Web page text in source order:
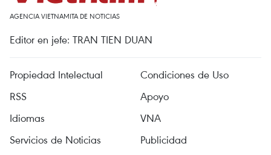
AGENCIA VIETNAMITA DE NOTICIAS
Editor en jefe: TRAN TIEN DUAN
Propiedad Intelectual
Condiciones de Uso
RSS
Apoyo
Idiomas
VNA
Servicios de Noticias
Publicidad